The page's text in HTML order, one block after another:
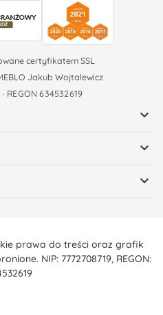
certyfikatem SSL
Jakub Wojtalewicz
REGON 634532619



prawa do treści oraz grafik
NIP: 7772708719, REGON: